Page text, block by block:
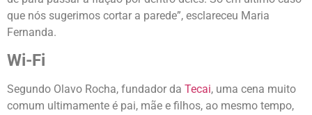
que nós sugerimos cortar a parede”, esclareceu Maria
Fernanda.
Wi-Fi
Segundo Olavo Rocha, fundador da Tecai, uma cena muito
comum ultimamente é pai, mãe e filhos, ao mesmo tempo,